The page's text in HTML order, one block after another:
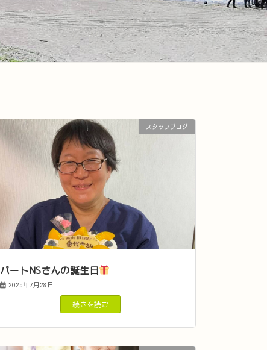
スタッフブログ
パートNSさんの誕生日
2025年7月28日
続きを読む